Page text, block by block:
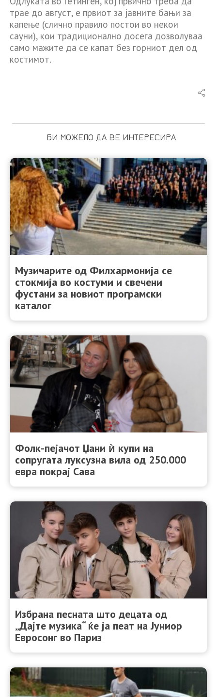
трае до август, е првиот за јавните бањи за
капење (слично правило постои во некои
сауни), кои традиционално досега дозволуваа
само мажите да се капат без горниот дел од
костимот.
БИ МОЖЕЛО ДА ВЕ ИНТЕРЕСИРА
Музичарите од Филхармонија се
стокмија во костуми и свечени
фустани за новиот програмски
каталог
Фолк-пејачот Џани ѝ купи на
сопругата луксузна вила од 250.000
евра покрај Сава
Избрана песната што децата од
„Дајте музика“ ќе ја пеат на Јуниор
Евросонг во Париз